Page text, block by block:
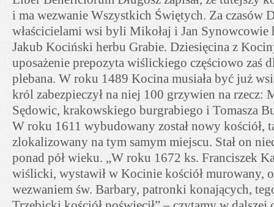
i ma wezwanie Wszystkich Świętych. Za czasów
właścicielami wsi byli Mikołaj i Jan Synowcowie
Jakub Kociński herbu Grabie. Dziesięcina z
uposażenie prepozyta wiślickiego częściowo zaś
plebana. W roku 1489 Kocina musiała być już
król zabezpieczył na niej 100 grzywien na rzecz:
Sędowic, krakowskiego burgrabiego i Tomasza
W roku 1611 wybudowany został nowy kościół,
zlokalizowany na tym samym miejscu. Stał on
ponad pół wieku. „W roku 1672 ks. Franciszek
wiślicki, wystawił w Kocinie kościół murowany,
wezwaniem św. Barbary, patronki konających,